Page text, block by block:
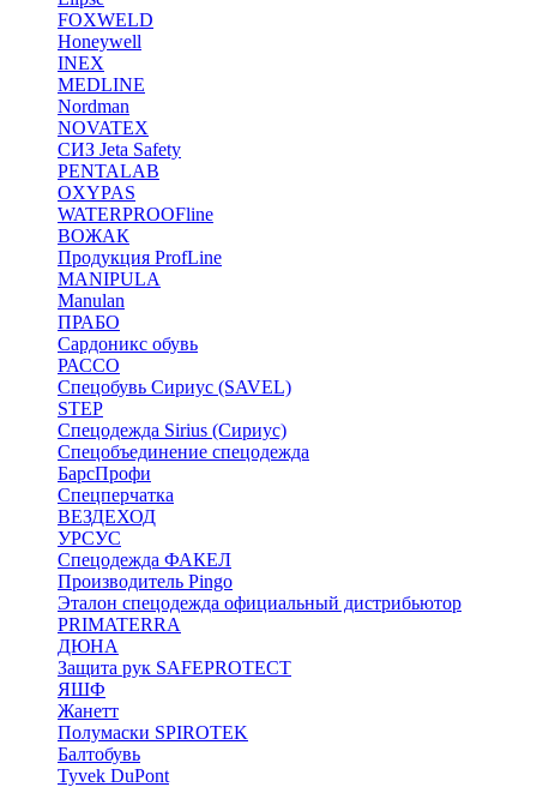
FOXWELD
Honeywell
INEX
MEDLINE
Nordman
NOVATEX
СИЗ Jeta Safety
PENTALAB
OXYPAS
WATERPROOFline
ВОЖАК
Продукция ProfLine
MANIPULA
Manulan
ПРАБО
Сардоникс обувь
РАССО
Спецобувь Сириус (SAVEL)
STEP
Спецодежда Sirius (Сириус)
Спецобъединение спецодежда
БарсПрофи
Спецперчатка
ВЕЗДЕХОД
УРСУС
Спецодежда ФАКЕЛ
Производитель Pingo
Эталон спецодежда официальный дистрибьютор
PRIMATERRA
ДЮНА
Защита рук SAFEPROTECT
ЯШФ
Жанетт
Полумаски SPIROTEK
Балтобувь
Tyvek DuPont